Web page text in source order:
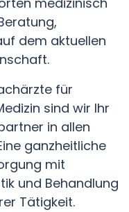
dem aktuellen
für
sind wir Ihr
in allen
ganzheitliche
mit
und Behandlung
Tätigkeit.